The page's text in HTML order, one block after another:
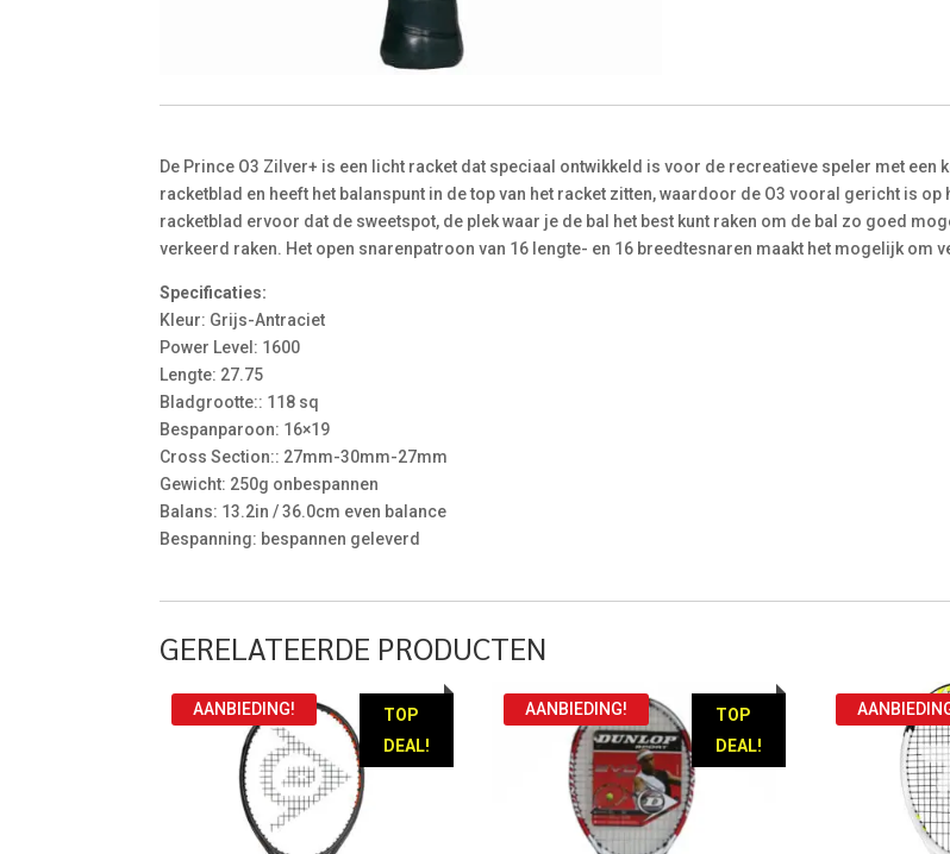
De Prince O3 Zilver+ is een licht racket dat speciaal ontwikkeld is voor de recreatieve speler met
racketblad en heeft het balanspunt in de top van het racket zitten, waardoor de O3 vooral gericht is
racketblad ervoor dat de sweetspot, de plek waar je de bal het best kunt raken om de bal zo goed
verkeerd raken. Het open snarenpatroon van 16 lengte- en 16 breedtesnaren maakt het mogelijk om
Specificaties:
Kleur: Grijs-Antraciet
Power Level: 1600
Lengte: 27.75
Bladgrootte:: 118 sq
Bespanparoon: 16×19
Cross Section:: 27mm-30mm-27mm
Gewicht: 250g onbespannen
Balans: 13.2in / 36.0cm even balance
Bespanning: bespannen geleverd
GERELATEERDE PRODUCTEN
TOP
DEAL!
AANBIEDING!
TOP
DEAL!
AANBIEDING!